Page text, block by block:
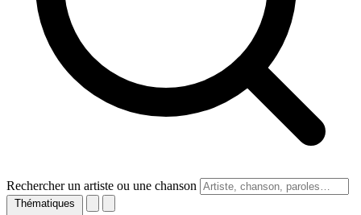
Rechercher un artiste ou une chanson
Thématiques